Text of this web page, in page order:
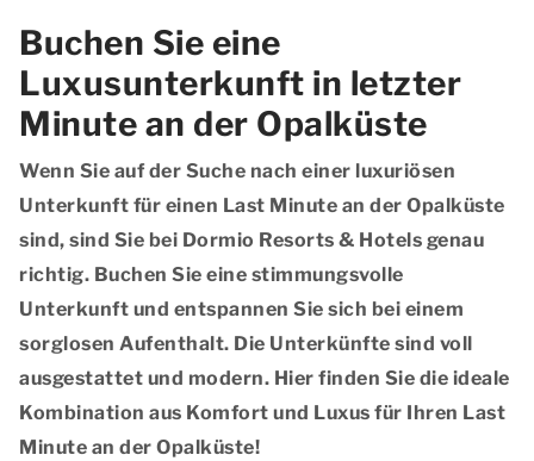
Buchen Sie eine
Luxusunterkunft in letzter
Minute an der Opalküste
Wenn Sie auf der Suche nach einer luxuriösen
Unterkunft für einen Last Minute an der Opalküste
sind, sind Sie bei Dormio Resorts & Hotels genau
richtig. Buchen Sie eine stimmungsvolle
Unterkunft und entspannen Sie sich bei einem
sorglosen Aufenthalt. Die Unterkünfte sind voll
ausgestattet und modern. Hier finden Sie die ideale
Kombination aus Komfort und Luxus für Ihren Last
Minute an der Opalküste!